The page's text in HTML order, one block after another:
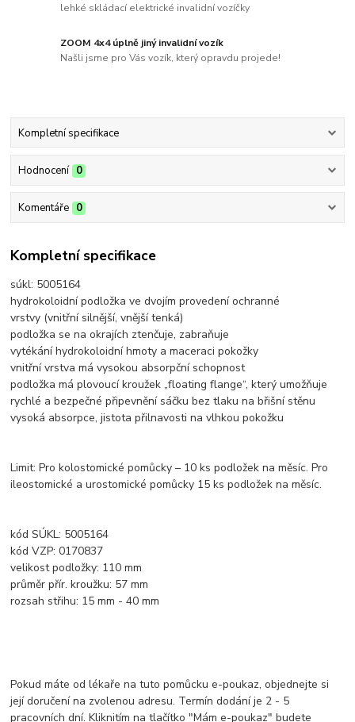
lehké skládací elektrické invalidní vozíčky
ZOOM 4x4 úplně jiný invalidní vozík
Našli jsme pro Vás vozík, který opravdu projede!
Kompletní specifikace
Hodnocení 0
Komentáře 0
Kompletní specifikace
súkl: 5005164
hydrokoloidní podložka ve dvojím provedení ochranné
vrstvy (vnitřní silnější, vnější tenká)
podložka se na okrajích ztenčuje, zabraňuje
vytékání hydrokoloidní hmoty a maceraci pokožky
vnitřní vrstva má vysokou absorpční schopnost
podložka má plovoucí kroužek „floating flange“, který umožňuje
rychlé a bezpečné připevnění sáčku bez tlaku na břišní stěnu
vysoká absorpce, jistota přilnavosti na vlhkou pokožku
Limit: Pro kolostomické pomůcky – 10 ks podložek na měsíc. Pro
ileostomické a urostomické pomůcky 15 ks podložek na měsíc.
kód SÚKL: 5005164
kód VZP: 0170837
velikost podložky: 110 mm
průměr přír. kroužku: 57 mm
rozsah střihu: 15 mm - 40 mm
Pokud máte od lékaře na tuto pomůcku e-poukaz, objednejte si
její doručení na zvolenou adresu. Termín dodání je 2 - 5
pracovních dní. Kliknitím na tlačítko "Mám e-poukaz" budete